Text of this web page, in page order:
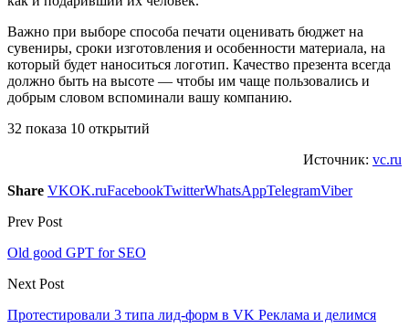
Важно при выборе способа печати оценивать бюджет на
сувениры, сроки изготовления и особенности материала, на
который будет наноситься логотип. Качество презента всегда
должно быть на высоте — чтобы им чаще пользовались и
добрым словом вспоминали вашу компанию.
32 показа 10 открытий
Источник: vc.ru
Share VKOK.ruFacebookTwitterWhatsAppTelegramViber
Prev Post
Old good GPT for SEO
Next Post
Протестировали 3 типа лид-форм в VK Реклама и делимся